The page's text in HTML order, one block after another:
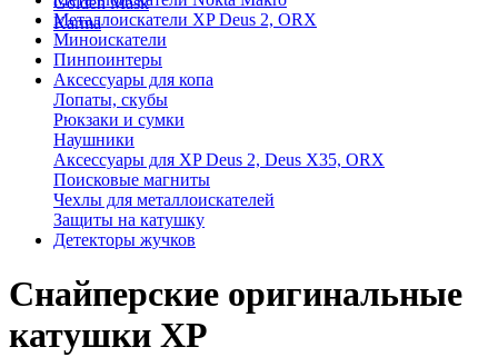
Karma
Металлоискатели XP Deus 2, ORX
Миноискатели
Пинпоинтеры
Аксессуары для копа
Лопаты, скубы
Рюкзаки и сумки
Наушники
Аксессуары для XP Deus 2, Deus X35, ORX
Поисковые магниты
Чехлы для металлоискателей
Защиты на катушку
Детекторы жучков
Снайперские оригинальные
катушки XP